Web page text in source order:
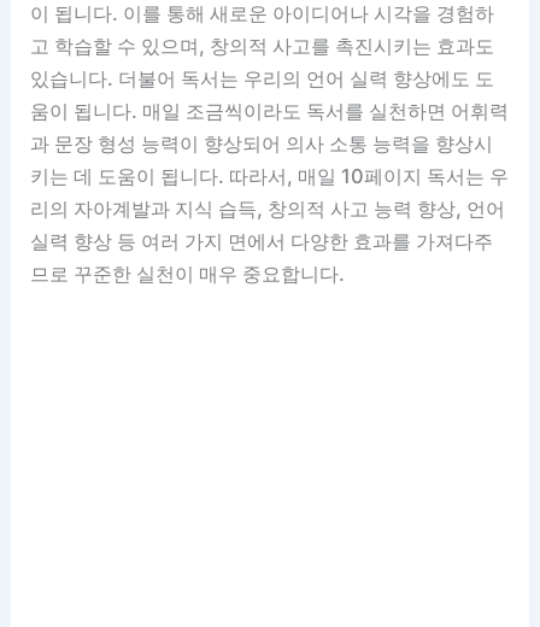
이 됩니다. 이를 통해 새로운 아이디어나 시각을 경험하
고 학습할 수 있으며, 창의적 사고를 촉진시키는 효과도
있습니다. 더불어 독서는 우리의 언어 실력 향상에도 도
움이 됩니다. 매일 조금씩이라도 독서를 실천하면 어휘력
과 문장 형성 능력이 향상되어 의사 소통 능력을 향상시
키는 데 도움이 됩니다. 따라서, 매일 10페이지 독서는 우
리의 자아계발과 지식 습득, 창의적 사고 능력 향상, 언어
실력 향상 등 여러 가지 면에서 다양한 효과를 가져다주
므로 꾸준한 실천이 매우 중요합니다.